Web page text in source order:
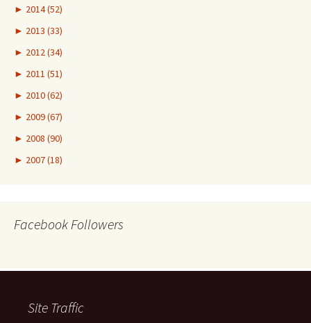
► 2014 (52)
► 2013 (33)
► 2012 (34)
► 2011 (51)
► 2010 (62)
► 2009 (67)
► 2008 (90)
► 2007 (18)
Facebook Followers
Site Traffic